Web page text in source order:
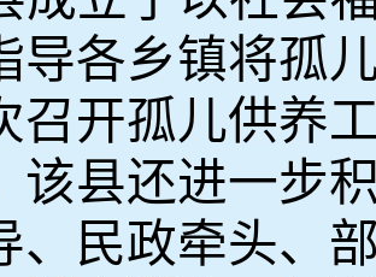
导各乡镇将孤
召开孤儿供养
该县还进一步
、民政牵头、